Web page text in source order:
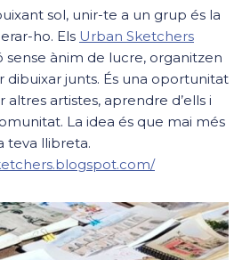
sol, unir-te a un grup és la
ho. Els Urban Sketchers
sense ànim de lucre, organitzen
junts. És una oportunitat
artistes, aprendre d’ells i
La idea és que mai més
teva llibreta.